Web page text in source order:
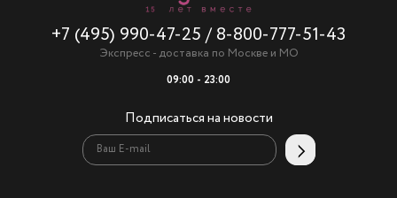
+7 (495) 990-47-25 / 8-800-777-51-43
Экспресс - доставка по Москве и МО
09:00 - 23:00
Подписаться на новости